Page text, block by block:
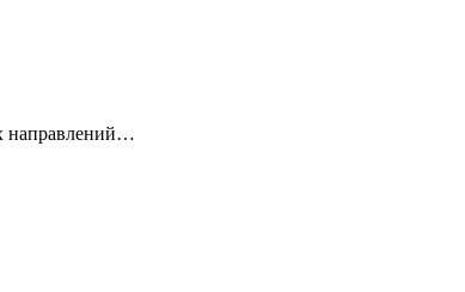
направлений…